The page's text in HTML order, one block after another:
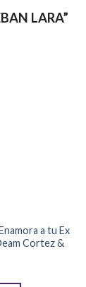
LARA”
a tu Ex
Cortez &